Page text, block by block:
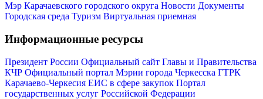
Мэр Карачаевского городского округа Новости Документы
Городская среда Туризм Виртуальная приемная
Информационные ресурсы
Президент России Официальный сайт Главы и Правительства
КЧР Официальный портал Мэрии города Черкесска ГТРК
Карачаево-Черкесия ЕИС в сфере закупок Портал
государственных услуг Российской Федерации